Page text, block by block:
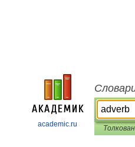
academic.ru